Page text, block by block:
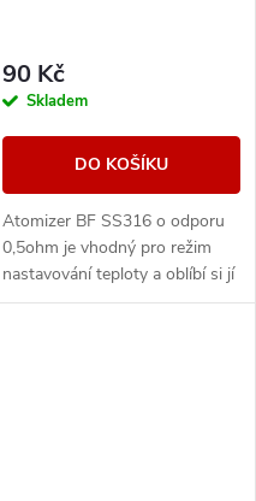
90 Kč
Skladem
DO KOŠÍKU
Atomizer BF SS316 o odporu
0,5ohm je vhodný pro režim
nastavování teploty a oblíbí si jí
uživatelé co inhalují páru přímo